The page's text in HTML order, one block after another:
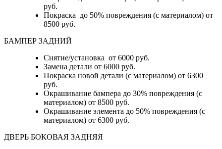
руб.
Покраска до 50% повреждения (с материалом) от
8500 руб.
БАМПЕР ЗАДНИЙ
Снятие/установка от 6000 руб.
Замена детали от 6000 руб.
Покраска новой детали (с материалом) от 6300
руб.
Окрашивание бампера до 30% повреждения (с
материалом) от 8500 руб.
Окрашивание элемента до 50% повреждения (с
материалом) от 6300 руб.
ДВЕРЬ БОКОВАЯ ЗАДНЯЯ